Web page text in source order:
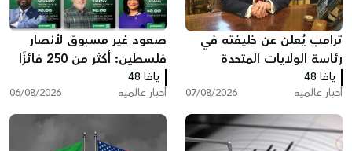
ترامب يُعلن عن خليفته في
رئاسة الولايات المتحدة
يافا 48
أخبار عالمية 07/08/2026
صعود غير مسبوق لأنصار
فلسطين: أكثر من 250 فائزًا
بينهم 35 في الكونغرس
يافا 48
أخبار عالمية 06/08/2026